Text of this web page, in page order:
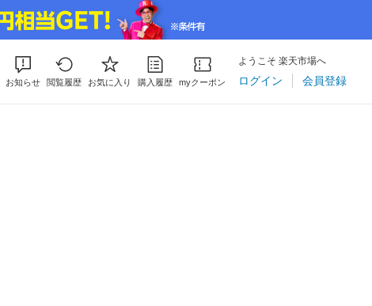
お知らせ 閲覧履歴 お気に入り 購入履歴 myクーポン
ようこそ 楽天市場へ
ログイン 会員登録